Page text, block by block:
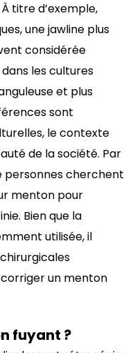
titre d’exemple,
une jawline plus
considérée
les cultures
et plus
sont
le contexte
de la société. Par
personnes cherchent
menton pour
Bien que la
utilisée, il
un menton
fuyant ?